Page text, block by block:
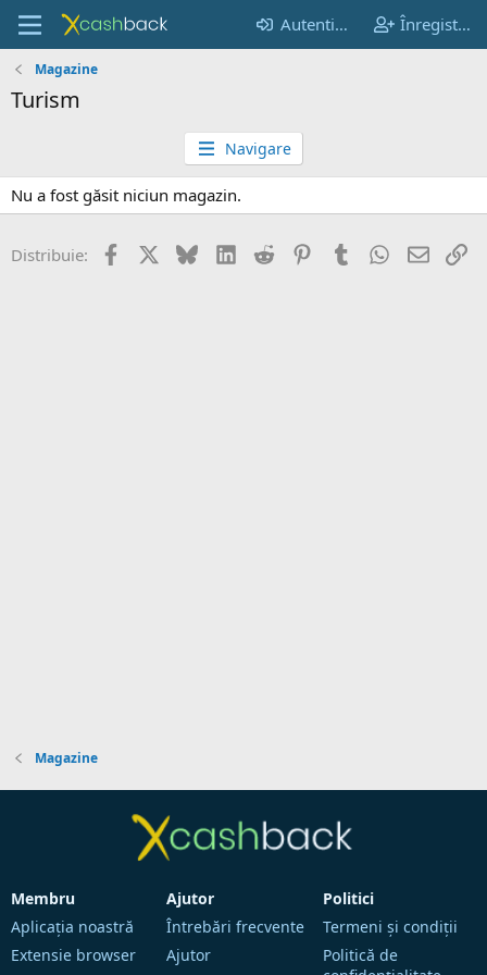
Autentificare Înregistrare
Magazine
Turism
Navigare
Nu a fost găsit niciun magazin.
Distribuie: Facebook BlueskyLinkedIn
Reddit PinterestTumblr WhatsApp
Email
Magazine
Membru
Aplicaţia noastră
Extensie browser
Ajutor
Întrebări frecvente
Ajutor
Politici
Termeni și condiţii
Politică de